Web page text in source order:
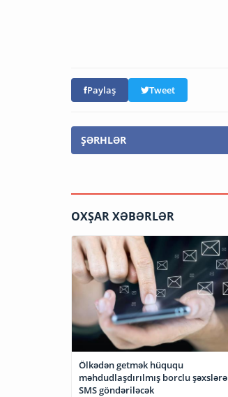
Paylaş Tweet
ŞƏRHLƏR
OXŞAR XƏBƏRLƏR
Ölkədən getmək hüququ
məhdudlaşdırılmış borclu şəxslərə
SMS göndəriləcək